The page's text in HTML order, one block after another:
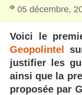
05 décembre,
Voici le
Geopolintel
justifier les
ainsi que la
proposée par